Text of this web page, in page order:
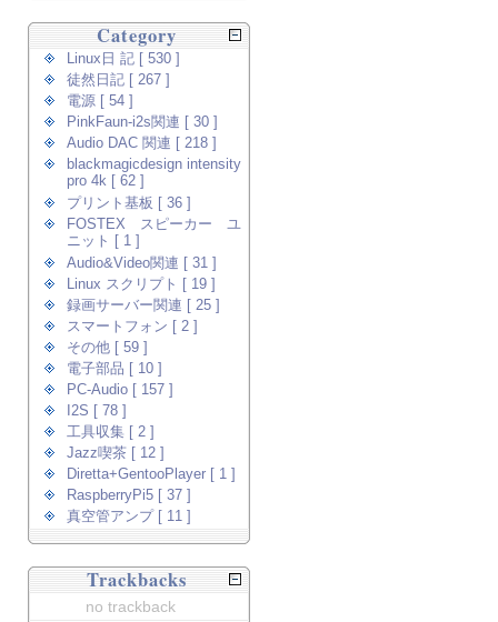
Category
Linux日 記 [ 530 ]
徒然日記 [ 267 ]
電源 [ 54 ]
PinkFaun-i2s関連 [ 30 ]
Audio DAC 関連 [ 218 ]
blackmagicdesign intensity
pro 4k [ 62 ]
プリント基板 [ 36 ]
FOSTEX スピーカー ユ
ニット [ 1 ]
Audio&Video関連 [ 31 ]
Linux スクリプト [ 19 ]
録画サーバー関連 [ 25 ]
スマートフォン [ 2 ]
その他 [ 59 ]
電子部品 [ 10 ]
PC-Audio [ 157 ]
I2S [ 78 ]
工具収集 [ 2 ]
Jazz喫茶 [ 12 ]
Diretta+GentooPlayer [ 1 ]
RaspberryPi5 [ 37 ]
真空管アンプ [ 11 ]
Trackbacks
no trackback